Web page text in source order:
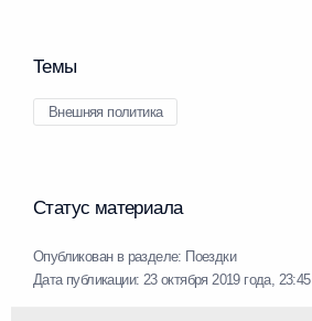
Темы
Внешняя политика
Статус материала
Опубликован в разделе: Поездки
Дата публикации: 23 октября 2019 года, 23:45